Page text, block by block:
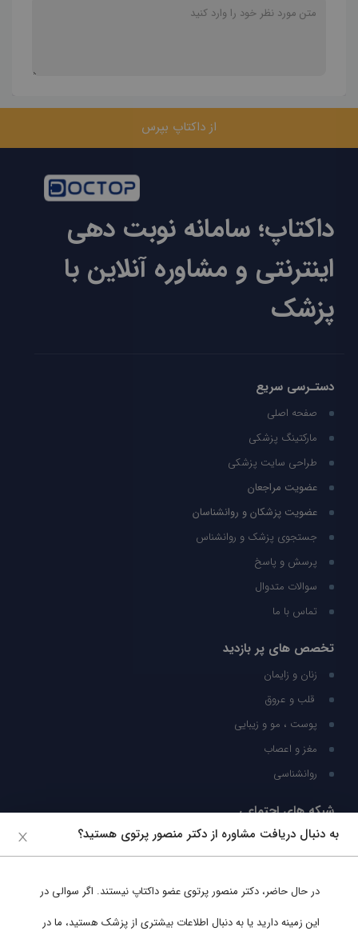
از داکتاپ بپرس
داکتاپ؛ سامانه نوبت دهی
اینترنتی و مشاوره آنلاین با
پزشک
دستـرسی سریع
صفحه اصلی
مارکتینگ پزشکی
طراحی سایت پزشکی
عضویت مراجعان
عضویت پزشکان و روانشناسان
جستجوی پزشک و روانشناس
پرسش و پاسخ
سوالات متدوال
تماس با ما
تخصص های پر بازدید
زنان و زایمان
قلب و عروق
پوست ، مو و زیبایی
مغز و اعصاب
روانشناسی
شبکه های اجتماعی
ما را در شبکه های اجتماعی دنبال کنید
به دنبال دریافت مشاوره از دکتر منصور پرتوی هستید؟
در حال حاضر، دکتر منصور پرتویعضو داکتاپ نیستند. اگر سوالی در
این زمینه دارید یا به دنبال اطلاعات بیشتری از پزشک هستید، ما در